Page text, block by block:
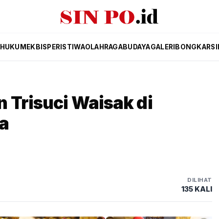
HUKUM EKBIS PERISTIWAOLAHRAGABUDAYAGALERI BONGKAR
Trisuci Waisak di
DILIHAT
135 KALI